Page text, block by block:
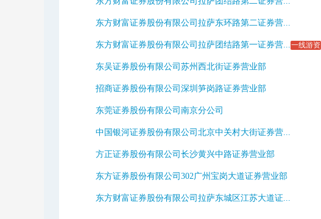
东方财富证券股份有限公司拉萨东环路第二证券营...
东方财富证券股份有限公司拉萨团结路第一证券营...一线游资
东吴证券股份有限公司苏州西北街证券营业部
招商证券股份有限公司深圳笋岗路证券营业部
东莞证券股份有限公司南京分公司
中国银河证券股份有限公司北京中关村大街证券营...
方正证券股份有限公司长沙黄兴中路证券营业部
东方证券股份有限公司302广州宝岗大道证券营业部
东方财富证券股份有限公司拉萨东城区江苏大道证...